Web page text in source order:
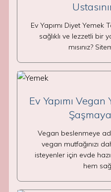
Ev Yapımı Diyet Yemek
sağlıklı ve lezzetli bir
mısınız?
Ev Yapımı
Vegan beslenmeye
vegan mutfağınızı
isteyenler için evde
hem